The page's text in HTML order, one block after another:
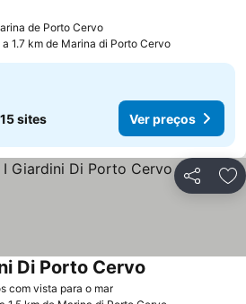
de Porto CervoVer preços
a 1.7 km de Marina di Porto Cervo
15 sites Ver preços
Partilhar
com vista para o marVer preços
Di Porto Cervo